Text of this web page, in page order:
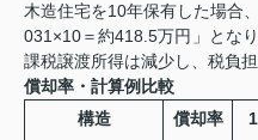
木造住宅を10年保有した場合
031×10＝約418.5万円」とな
課税譲渡所得は減少し、税負担
償却率・計算例比較
構造
償却率